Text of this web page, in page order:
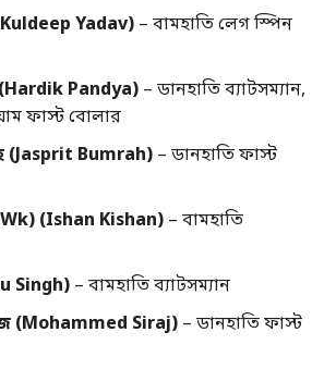
Yadav) – বামহাতি লেগ স্পিন
(Hardik Pandya) – ডানহাতি ব্যাটসম্যান,
ফাস্ট বোলার
(Jasprit Bumrah) – ডানহাতি ফাস্ট
(Ishan Kishan) – বামহাতি
Singh) – বামহাতি ব্যাটসম্যান
(Mohammed Siraj) – ডানহাতি ফাস্ট